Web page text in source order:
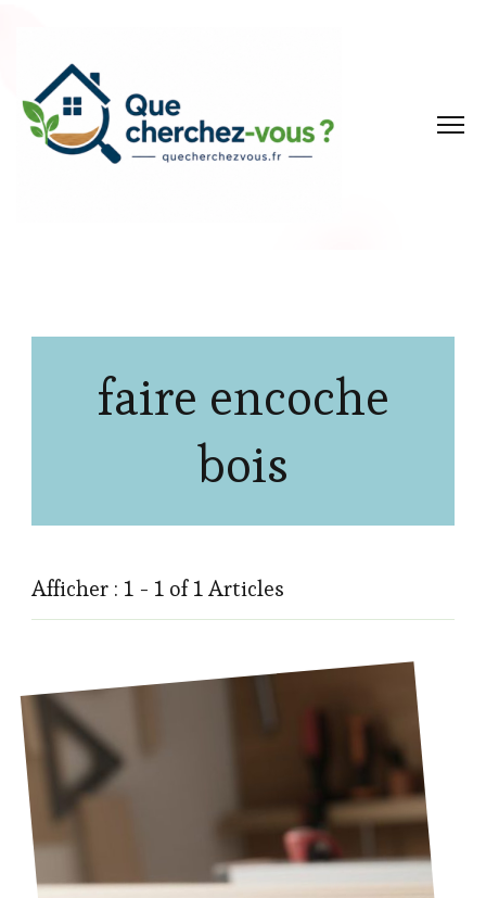
faire encoche
bois
Afficher : 1 - 1 of 1 Articles